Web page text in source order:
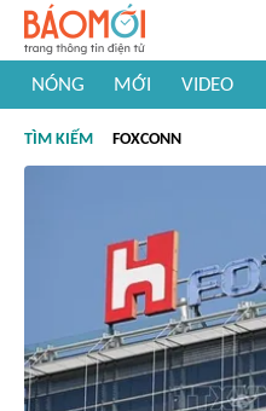
NÓNG MỚI VIDEO
#Khám phá thế giới
TÌM KIẾM FOXCONN